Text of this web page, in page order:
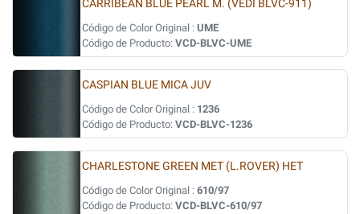
CARRIBEAN BLUE PEARL M. (VEDI BLVC-911)
Código de Color Original : UME
Código de Producto: VCD-BLVC-UME
CASPIAN BLUE MICA JUV
Código de Color Original : 1236
Código de Producto: VCD-BLVC-1236
CHARLESTONE GREEN MET (L.ROVER) HET
Código de Color Original : 610/97
Código de Producto: VCD-BLVC-610/97